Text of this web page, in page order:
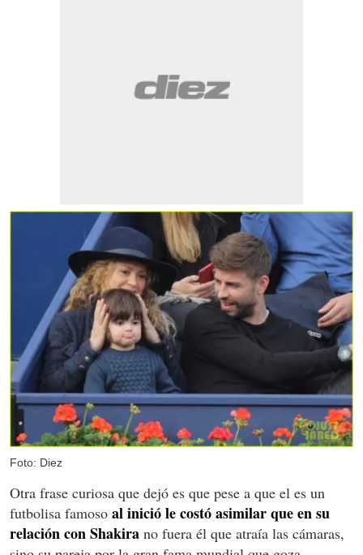
Foto: Diez
Otra frase curiosa que dejó es que pese a que el es un
futbolisa famoso al inició le costó asimilar que en su
relación con Shakira no fuera él que atraía las cámaras,